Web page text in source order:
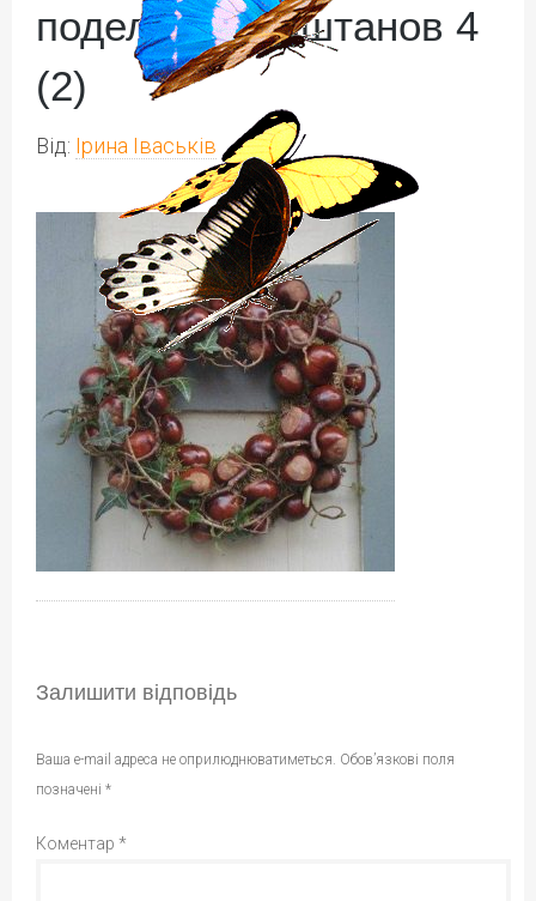
поделки из каштанов 4
(2)
Від: Ірина Іваськів
Залишити відповідь
Ваша e-mail адреса не оприлюднюватиметься. Обов’язкові поля
позначені *
Коментар *